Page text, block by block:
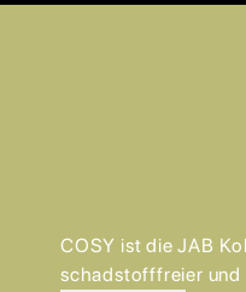
COSY ist die JAB
schadstofffreier und